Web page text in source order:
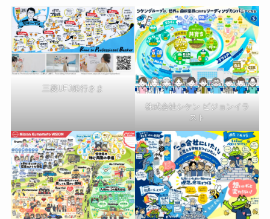
三菱UFJ銀行さま
株式会社シケン ビジョンイラ
スト